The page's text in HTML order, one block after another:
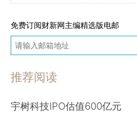
免费订阅财新网主编精选版电邮
推荐阅读
宇树科技IPO估值600亿元